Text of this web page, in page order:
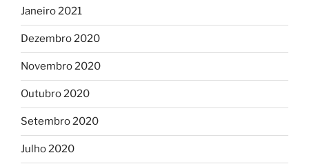
Janeiro 2021
Dezembro 2020
Novembro 2020
Outubro 2020
Setembro 2020
Julho 2020